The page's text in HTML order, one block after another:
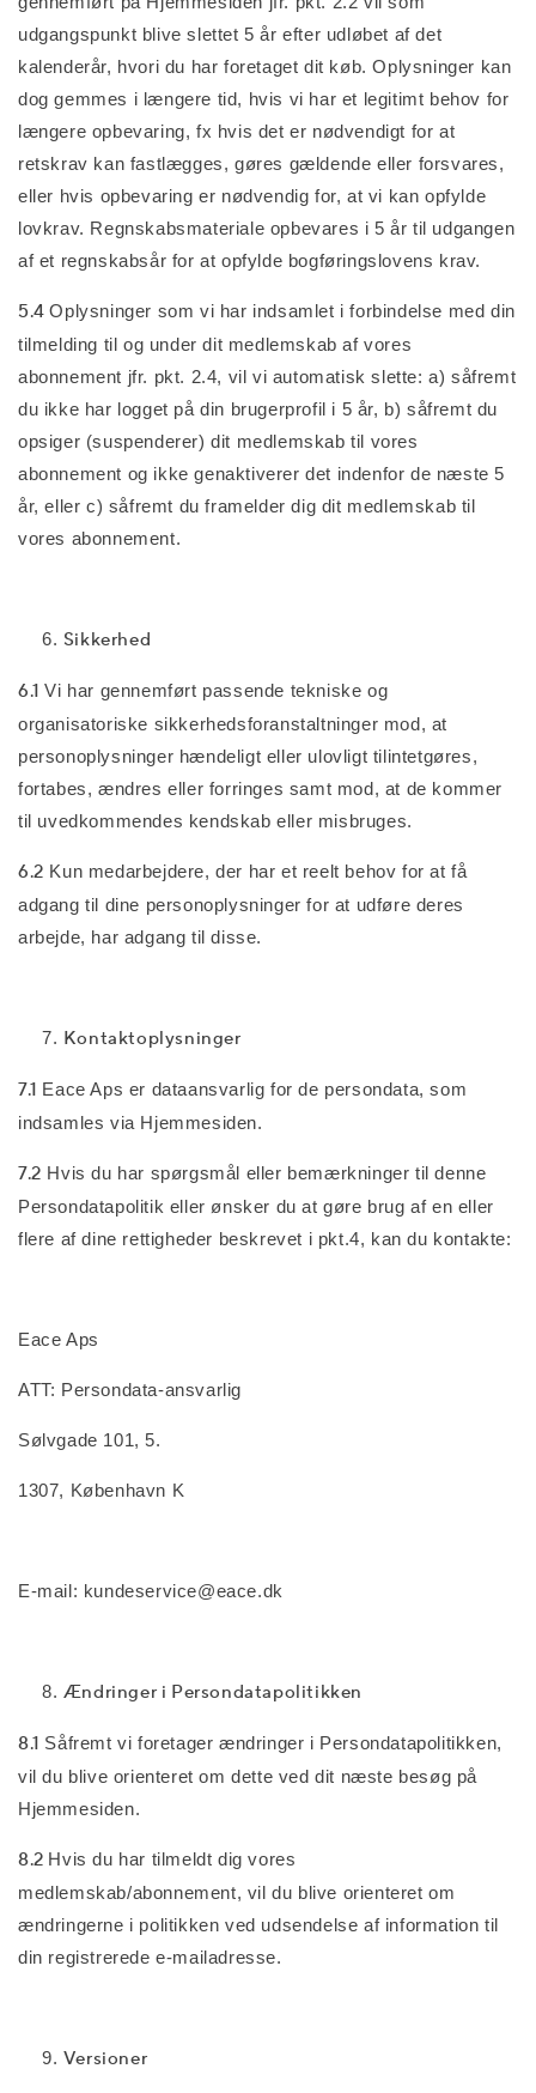
udgangspunkt blive slettet 5 år efter udløbet af det
kalenderår, hvori du har foretaget dit køb. Oplysninger kan
dog gemmes i længere tid, hvis vi har et legitimt behov for
længere opbevaring, fx hvis det er nødvendigt for at
retskrav kan fastlægges, gøres gældende eller forsvares,
eller hvis opbevaring er nødvendig for, at vi kan opfylde
lovkrav. Regnskabsmateriale opbevares i 5 år til udgangen
af et regnskabsår for at opfylde bogføringslovens krav.
5.4Oplysninger som vi har indsamlet i forbindelse med din
tilmelding til og under dit medlemskab af vores
abonnement jfr. pkt. 2.4, vil vi automatisk slette: a) såfremt
du ikke har logget på din brugerprofil i 5 år, b) såfremt du
opsiger (suspenderer) dit medlemskab til vores
abonnement og ikke genaktiverer det indenfor de næste 5
år, eller c) såfremt du framelder dig dit medlemskab til
vores abonnement.
Sikkerhed
6.1Vi har gennemført passende tekniske og
organisatoriske sikkerhedsforanstaltninger mod, at
personoplysninger hændeligt eller ulovligt tilintetgøres,
fortabes, ændres eller forringes samt mod, at de kommer
til uvedkommendes kendskab eller misbruges.
6.2 Kun medarbejdere, der har et reelt behov for at få
adgang til dine personoplysninger for at udføre deres
arbejde, har adgang til disse.
Kontaktoplysninger
7.1 Eace Aps er dataansvarlig for de persondata, som
indsamles via Hjemmesiden.
7.2 Hvis du har spørgsmål eller bemærkninger til denne
Persondatapolitik eller ønsker du at gøre brug af en eller
flere af dine rettigheder beskrevet i pkt.4, kan du kontakte:
Eace Aps
ATT: Persondata-ansvarlig
Sølvgade 101, 5.
1307, København K
E-mail: kundeservice@eace.dk
Ændringer i Persondatapolitikken
8.1 Såfremt vi foretager ændringer i Persondatapolitikken,
vil du blive orienteret om dette ved dit næste besøg på
Hjemmesiden.
8.2 Hvis du har tilmeldt dig vores
medlemskab/abonnement, vil du blive orienteret om
ændringerne i politikken ved udsendelse af information til
din registrerede e-mailadresse.
Versioner